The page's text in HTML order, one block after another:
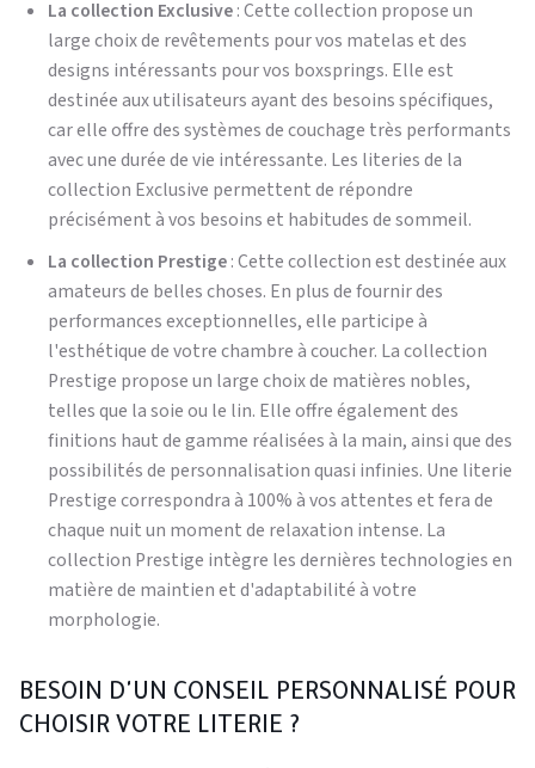
La collection Exclusive: Cette collection propose un
large choix de revêtements pour vos matelas et des
designs intéressants pour vos boxsprings. Elle est
destinée aux utilisateurs ayant des besoins spécifiques,
car elle offre des systèmes de couchage très performants
avec une durée de vie intéressante. Les literies de la
collection Exclusive permettent de répondre
précisément à vos besoins et habitudes de sommeil.
La collection Prestige: Cette collection est destinée aux
amateurs de belles choses. En plus de fournir des
performances exceptionnelles, elle participe à
l'esthétique de votre chambre à coucher. La collection
Prestige propose un large choix de matières nobles,
telles que la soie ou le lin. Elle offre également des
finitions haut de gamme réalisées à la main, ainsi que des
possibilités de personnalisation quasi infinies. Une literie
Prestige correspondra à 100% à vos attentes et fera de
chaque nuit un moment de relaxation intense. La
collection Prestige intègre les dernières technologies en
matière de maintien et d'adaptabilité à votre
morphologie.
BESOIN D'UN CONSEIL PERSONNALISÉ POUR
CHOISIR VOTRE LITERIE ?